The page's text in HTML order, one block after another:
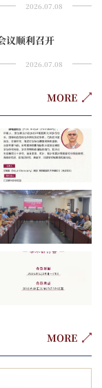
2026.07.08
议顺利召开
2026.07.08
MORE
MORE